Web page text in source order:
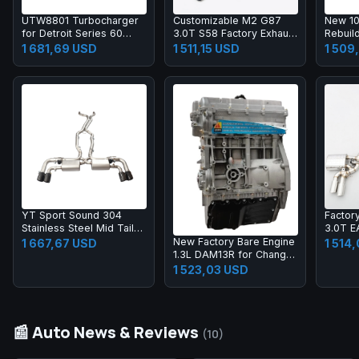
UTW8801 Turbocharger
for Detroit Series 60
23529000 721270
1 681,69 USD
Customizable M2 G87
3.0T S58 Factory Exhaust
Pipes 304 Stainless Steel
Midpipe
1 511,15 USD
New
CAT
1
YT Sport Sound 304
Stainless Steel Mid Tail
Dual Side Quad Exhaust
with Electronic Valve for
1 667,67 USD
New Factory Bare Engine
1.3L DAM13R for Changan
Q20 Chana T20 Hafei
Zhongyi Junyi Engine
1 523,03 USD
3.0T
1
📰 Auto News & Reviews (10)